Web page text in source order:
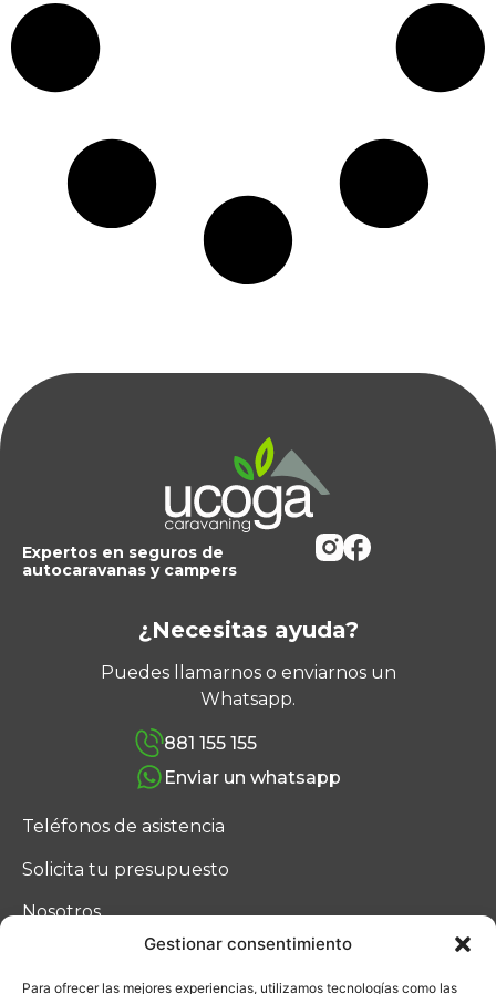
Gestionar consentimiento
Para ofrecer las mejores experiencias, utilizamos tecnologías como las
Expertos en seguros de
autocaravanas y campers
¿Necesitas ayuda?
Puedes llamarnos o enviarnos un
Whatsapp.
881 155 155
Enviar un whatsapp
Teléfonos de asistencia
Solicita tu presupuesto
Nosotros